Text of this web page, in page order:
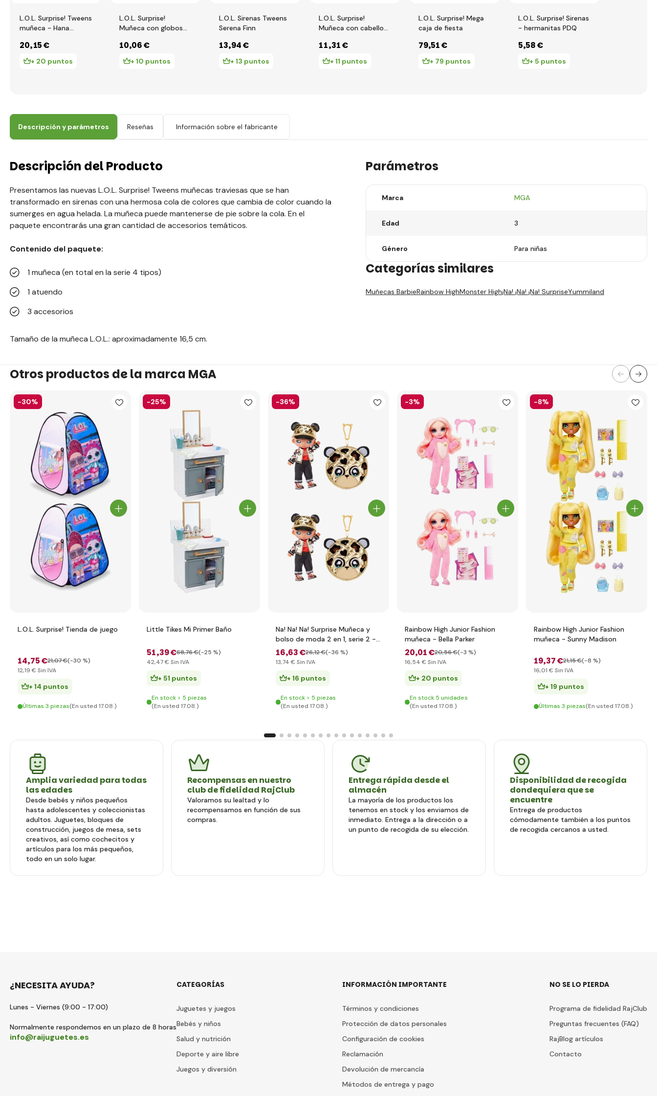
L.O.L. Surprise! Tweens
muñeca - Hana
20,15 €
+ 20 puntos
L.O.L. Surprise!
Muñeca con globos
10,06 €
+ 10 puntos
L.O.L. Sirenas Tweens
Serena Finn
13,94 €
+ 13 puntos
L.O.L. Surprise!
Muñeca con cabello
11,31 €
+ 11 puntos
L.O.L. Surprise! Mega
caja de fiesta
79,51 €
+ 79 puntos
L.O.L. Surprise! Sirenas
- hermanitas PDQ
5,58 €
+ 5 puntos
Descripción y parámetros Reseñas Información sobre el fabricante
Descripción del Producto
Presentamos las nuevas L.O.L. Surprise! Tweens muñecas traviesas que se han
transformado en sirenas con una hermosa cola de colores que cambia de color cuando la
sumerges en agua helada. La muñeca puede mantenerse de pie sobre la cola. En el
paquete encontrarás una gran cantidad de accesorios temáticos.
Contenido del paquete:
1 muñeca (en total en la serie 4 tipos)
1 atuendo
3 accesorios
Tamaño de la muñeca L.O.L.: aproximadamente 16,5 cm.
Parámetros
Marca MGA
Edad 3
Género Para niñas
Categorías similares
Muñecas BarbieRainbow HighMonster High¡Na! ¡Na! ¡Na! SurpriseYummiland
Otros productos de la marca MGA
-30%
L.O.L. Surprise! Tienda de juego
14,75 €21,07 €(-30 %)
12,19 € Sin IVA
+ 14 puntos
Últimas 3 piezas(En usted 17.08.)
-25%
Little Tikes Mi Primer Baño
51,39 €68,76 €(-25 %)
42,47 € Sin IVA
+ 51 puntos
En stock > 5 piezas
(En usted 17.08.)
-36%
Na! Na! Na! Surprise Muñeca y
bolso de moda 2 en 1, serie 2 -
Gianni Wilde
16,63 €26,12 €(-36 %)
13,74 € Sin IVA
+ 16 puntos
En stock > 5 piezas
(En usted 17.08.)
-3%
Rainbow High Junior Fashion
muñeca - Bella Parker
20,01 €20,56 €(-3 %)
16,54 € Sin IVA
+ 20 puntos
En stock 5 unidades
(En usted 17.08.)
-8%
Rainbow High Junior Fashion
muñeca - Sunny Madison
19,37 €21,15 €(-8 %)
16,01 € Sin IVA
+ 19 puntos
Últimas 3 piezas(En usted 17.08.)
Amplia variedad para todas
las edades
Desde bebés y niños pequeños
hasta adolescentes y coleccionistas
adultos. Juguetes, bloques de
construcción, juegos de mesa, sets
creativos, así como cochecitos y
artículos para los más pequeños,
todo en un solo lugar.
Recompensas en nuestro
club de fidelidad RajClub
Valoramos su lealtad y lo
recompensamos en función de sus
compras.
Entrega rápida desde el
almacén
La mayoría de los productos los
tenemos en stock y los enviamos de
inmediato. Entrega a la dirección o a
un punto de recogida de su elección.
Disponibilidad de recogida
dondequiera que se
encuentre
Entrega de productos
cómodamente también a los puntos
de recogida cercanos a usted.
¿NECESITA AYUDA?
Lunes - Viernes (9:00 - 17:00)
Normalmente respondemos en un plazo de 8 horas
info@raijuguetes.es
CATEGORÍAS
Juguetes y juegos
Bebés y niños
Salud y nutrición
Deporte y aire libre
Juegos y diversión
INFORMACIÓN IMPORTANTE
Términos y condiciones
Protección de datos personales
Configuración de cookies
Reclamación
Devolución de mercancía
Métodos de entrega y pago
NO SE LO PIERDA
Programa de fidelidad RajClub
Preguntas frecuentes (FAQ)
RajBlog artículos
Contacto